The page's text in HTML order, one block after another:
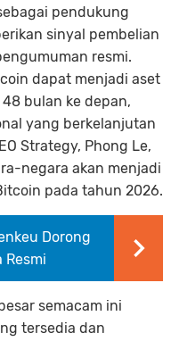
pendukung
sinyal pembelian
resmi.
dapat menjadi aset
bulan ke depan,
yang berkelanjutan
Strategy, Phong Le,
negara akan menjadi
pada tahun 2026.
Dorong
Resmi
semacam ini
tersedia dan